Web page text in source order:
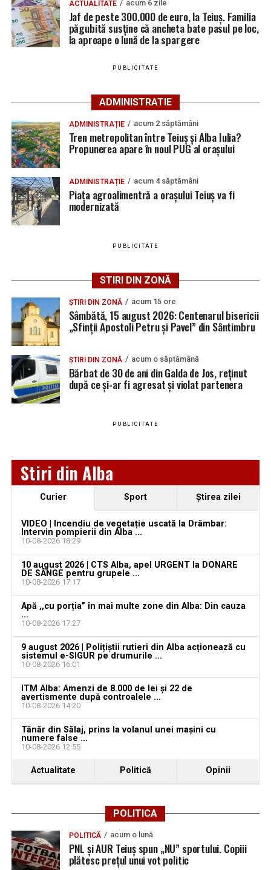
păgubită susține că ancheta bate pasul pe loc, la
aproape o lună de la spargere
Rezultatele votului pentru funcția de primar al orașului
Teiuș:
PARTIDUL SOCIAL
DEMOCRAT
BREAZ AUREL
PARTIDUL NAȚIONAL
LIBERAL
877
UNGUR MIHAI
SANDU
BOGDAN-
GABRIEL
FORȚA DREPTEI 62 2,00 %
Teiuș:
Candidat Voturi Procent
Mandate
faza 1
Mandate
faza 2
total
PARTIDUL
SOCIAL
DEMOCRAT
PARTIDUL
NAȚIONAL
926 30,26 % 4 1
UNIREA
ROMÂNILOR
FORȚA
5,71 % 1
TOTAL 3.060 100% 13 2
Adaugă teiusinfo.ro ca sursă
Urmărește Ziarul Unirea pe Social Media
YouTube Instagram
Ultimele știri din Teiuș
Șofer din Sibiu, oprit în trafic la Teiuș. Conducea un
ansamblu auto pentru care nu avea permis
corespunzător
Locuri de muncă în Sântimbru, disponibile la 10
ACTUALITATE acum 6 zile
Jaf de peste 300.000 de euro, la Teiuș. Familia
păgubită susține că ancheta bate pasul pe loc,
la aproape o lună de la spargere
PUBLICITATE
ADMINISTRATIE
ADMINISTRAȚIE acum 2 săptămâni
Tren metropolitan între Teiuș și Alba Iulia?
Propunerea apare în noul PUG al orașului
ADMINISTRAȚIE acum 4 săptămâni
Piața agroalimentră a orașului Teiuș va fi
modernizată
PUBLICITATE
STIRI DIN ZONĂ
ȘTIRI DIN ZONĂ acum 15 ore
Sâmbătă, 15 august 2026: Centenarul bisericii
„Sfinții Apostoli Petru și Pavel” din Sântimbru
ȘTIRI DIN ZONĂ acum o săptămână
Bărbat de 30 de ani din Galda de Jos, reținut
după ce și-ar fi agresat și violat partenera
PUBLICITATE
Stiri din Alba
Curier Sport Ştirea zilei
VIDEO | Incendiu de vegetație uscată la Drâmbar:
Intervin pompierii din Alba ...
10-08-2026 18:29
10 august 2026 | CTS Alba, apel URGENT la DONARE
DE SÂNGE pentru grupele ...
10-08-2026 17:17
Apă ,,cu porția” în mai multe zone din Alba: Din cauza
...
10-08-2026 17:27
9 august 2026 | Polițiștii rutieri din Alba acționează cu
sistemul e-SIGUR pe drumurile ...
10-08-2026 16:01
ITM Alba: Amenzi de 8.000 de lei și 22 de
avertismente după controalele ...
10-08-2026 14:20
Tânăr din Sălaj, prins la volanul unei mașini cu
numere false ...
10-08-2026 12:55
Actualitate Politică Opinii
POLITICA
POLITICĂ acum o lună
PNL și AUR Teiuș spun „NU” sportului. Copiii
plătesc prețul unui vot politic